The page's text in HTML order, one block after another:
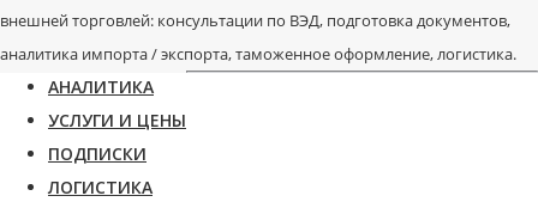
внешней торговлей: консультации по ВЭД, подготовка документов,
аналитика импорта / экспорта, таможенное оформление, логистика.
АНАЛИТИКА
УСЛУГИ И ЦЕНЫ
ПОДПИСКИ
ЛОГИСТИКА